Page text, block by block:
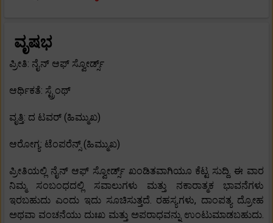
ವೃಷಭ
ಪ್ರೀತಿ: ನೈನ್ ಆಫ್ ಸ್ವೋರ್ಡ್ಸ್
ಆರ್ಥಿಕತೆ: ಸ್ಟ್ರೆಂಥ್
ವೃತ್ತಿ: ದ ಟವರ್ (ಹಿಮ್ಮುಖ)
ಆರೋಗ್ಯ: ಟೆಂಪರೆನ್ಸ್ (ಹಿಮ್ಮುಖ)
ಪ್ರೀತಿಯಲ್ಲಿ ನೈನ್ ಆಫ್ ಸ್ವೋರ್ಡ್ಸ್ ಖಂಡಿತವಾಗಿಯೂ ಕೆಟ್ಟ ಸುದ್ದಿ. ಈ ವಾರ
ನಿಮ್ಮ ಸಂಬಂಧದಲ್ಲಿ ಸವಾಲುಗಳು ಮತ್ತು ನಕಾರಾತ್ಮಕ ಭಾವನೆಗಳು
ಇರಬಹುದು ಎಂದು ಇದು ಸೂಚಿಸುತ್ತದೆ. ರಹಸ್ಯಗಳು, ದಾಂಪತ್ಯ ದ್ರೋಹ
ಅಥವಾ ವಂಚನೆಯು ದುಃಖ ಮತ್ತು ಅಪರಾಧವನ್ನು ಉಂಟುಮಾಡಬಹುದು.